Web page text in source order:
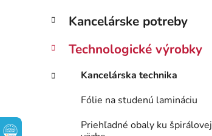
B
č
ý
Preskočiť
kategórie
K
a
e
ó
Kancelárske potreby
Technologické výrobky
Kancelárska technika
Fólie na studenú lamináciu
Priehľadné obaly ku špirálovej